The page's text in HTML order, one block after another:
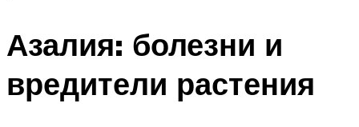
Азалия: болезни и
вредители растения